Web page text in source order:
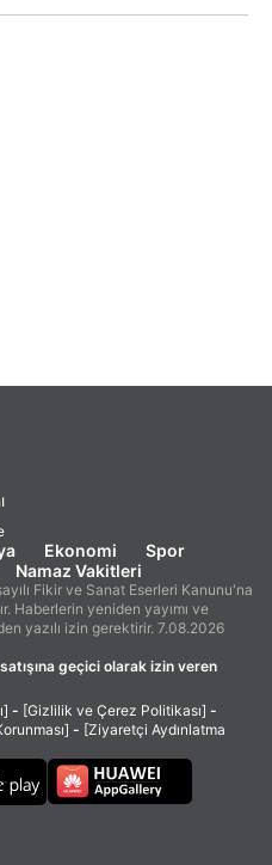
Ekonomi
Spor
Namaz Vakitleri
Fikir ve Sanat Eserleri Kanunu'na
Haberlerin yeniden yayımı ve
yazılı izin gerektirir. 7.08.2026
geçici olarak izin veren
- [Gizlilik ve Çerez Politikası] -
- [Ziyaretçi Aydınlatma